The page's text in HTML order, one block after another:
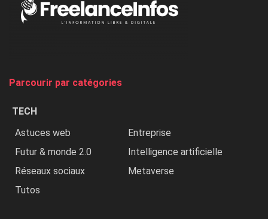
Nigeria,
Parcourir par catégories
TECH
Astuces web
Entreprise
Futur & monde 2.0
Intelligence artificielle
Réseaux sociaux
Metaverse
Tutos